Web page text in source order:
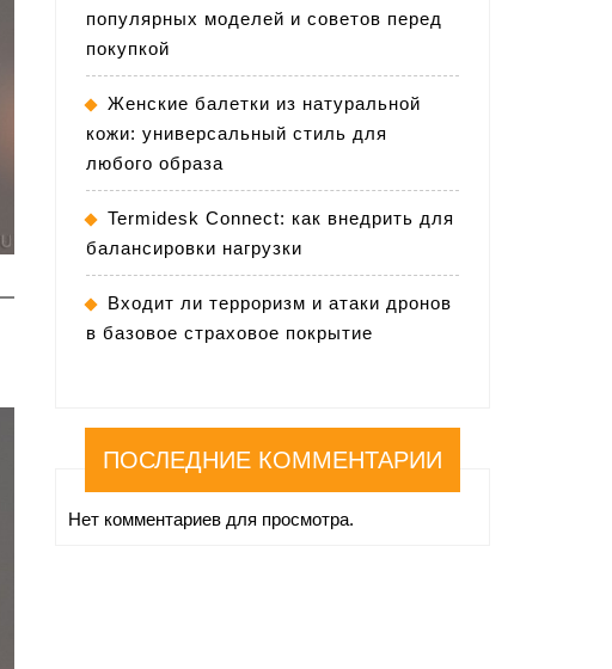
популярных моделей и советов перед
покупкой
Женские балетки из натуральной
кожи: универсальный стиль для
любого образа
Termidesk Connect: как внедрить для
балансировки нагрузки
Входит ли терроризм и атаки дронов
в базовое страховое покрытие
ПОСЛЕДНИЕ КОММЕНТАРИИ
Нет комментариев для просмотра.